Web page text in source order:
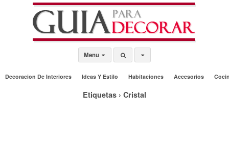
Menu
Decoracion De Interiores Ideas Y Estilo Habitaciones Accesorios
Etiquetas › Cristal